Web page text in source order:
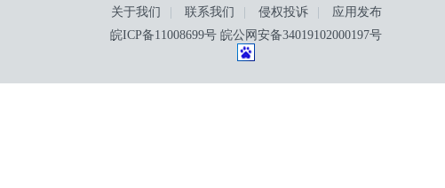
关于我们 联系我们 侵权投诉
应用发布
皖ICP备11008699号 皖公网安备34019102000197号